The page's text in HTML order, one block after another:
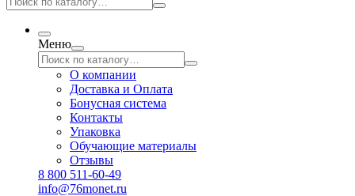
Меню
О компании
Доставка и Оплата
Бонусная система
Контакты
Упаковка
Обучающие материалы
Отзывы
8 800 511-60-49
info@76monet.ru